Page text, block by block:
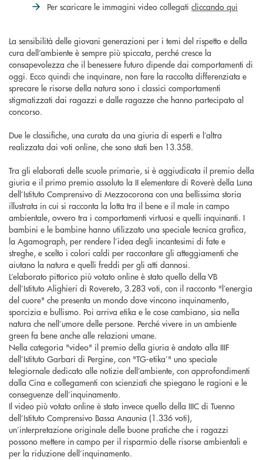
Per scaricare le immagini video collegati cliccando qui
La sensibilità delle giovani generazioni per i temi del rispetto e della
cura dell’ambiente è sempre più spiccata, perché cresce la
consapevolezza che il benessere futuro dipende dai comportamenti di
oggi. Ecco quindi che inquinare, non fare la raccolta differenziata e
sprecare le risorse della natura sono i classici comportamenti
stigmatizzati dai ragazzi e dalle ragazze che hanno partecipato al
concorso.
Due le classifiche, una curata da una giuria di esperti e l’altra
realizzata dai voti online, che sono stati ben 13.358.
Tra gli elaborati delle scuole primarie, si è aggiudicata il premio della
giuria e il primo premio assoluto la II elementare di Roverè della Luna
dell’Istituto Comprensivo di Mezzocorona con una bellissima storia
illustrata in cui si racconta la lotta tra il bene e il male in campo
ambientale, ovvero tra i comportamenti virtuosi e quelli inquinanti. I
bambini e le bambine hanno utilizzato una speciale tecnica grafica,
la Agamograph, per rendere l’idea degli incantesimi di fate e
streghe, e scelto i colori caldi per raccontare gli atteggiamenti che
aiutano la natura e quelli freddi per gli atti dannosi.
L’elaborato pittorico più votato online è stato quello della VB
dell’Istituto Alighieri di Rovereto, 3.283 voti, con il racconto "l’energia
del cuore" che presenta un mondo dove vincono inquinamento,
sporcizia e bullismo. Poi arriva etika e le cose cambiano, sia nella
natura che nell’umore delle persone. Perché vivere in un ambiente
green fa bene anche alle relazioni umane.
Nella categoria "video" il premio della giuria è andato alla IIIF
dell’Istituto Garbari di Pergine, con "TG-etika’" uno speciale
telegiornale dedicato alle notizie dell’ambiente, con approfondimenti
dalla Cina e collegamenti con scienziati che spiegano le ragioni e le
conseguenze dell’inquinamento.
Il video più votato online è stato invece quello della IIIC di Tuenno
dell’Istituto Comprensivo Bassa Anaunia (1.336 voti),
un’interpretazione originale delle buone pratiche che i ragazzi
possono mettere in campo per il risparmio delle risorse ambientali e
per la riduzione dell’inquinamento.